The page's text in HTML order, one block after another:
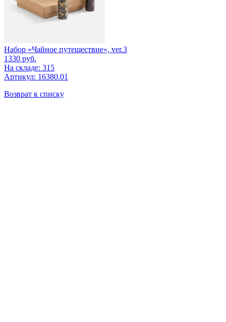
Набор «Чайное путешествие», ver.3
1330 руб.
На складе: 315
Артикул: 16380.01
Возврат к списку